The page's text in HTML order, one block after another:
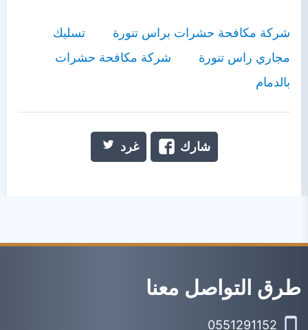
شركة مكافحة حشرات براس تنورة
تسليك
مجاري راس تنورة
شركة مكافحة حشرات
بالدمام
شارك غرد
طرق التواصل معنا